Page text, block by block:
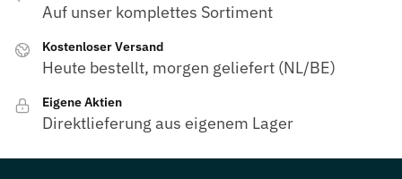
Auf unser komplettes Sortiment
Kostenloser Versand
Heute bestellt, morgen geliefert (NL/BE)
Eigene Aktien
Direktlieferung aus eigenem Lager